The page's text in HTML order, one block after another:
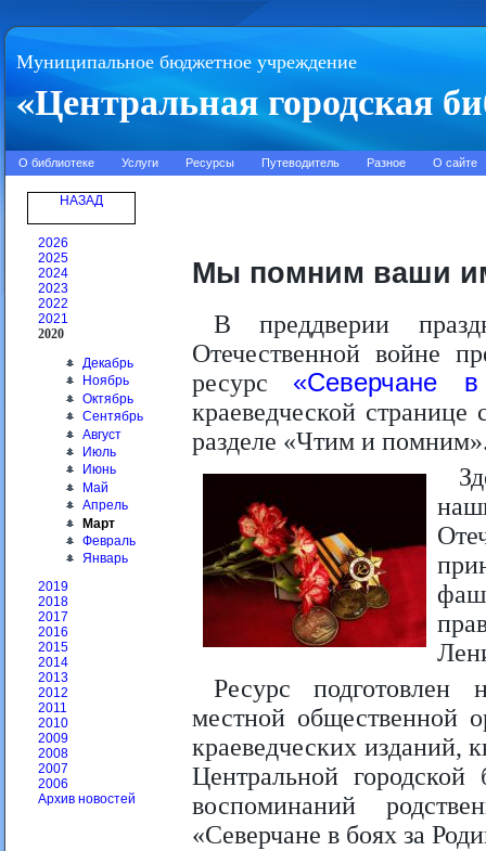
Муниципальное бюджетное учреждение
«Центральная городская
О библиотеке Услуги Ресурсы Путеводитель Разное О сайте
НАЗАД
2026
2025
2024
2023
2022
2021
2020
Декабрь
Ноябрь
Октябрь
Сентябрь
Август
Июль
Июнь
Май
Апрель
Март
Февраль
Январь
2019
2018
2017
2016
2015
2014
2013
2012
2011
2010
2009
2008
2007
2006
Архив новостей
Мы помним ваши
В преддверии
Отечественной войне
ресурс «Северчане
краеведческой странице
разделе «Чтим и
Ресурс подготовлен
местной общественной
краеведческих изданий,
Центральной
воспоминаний
«Северчане в боях за